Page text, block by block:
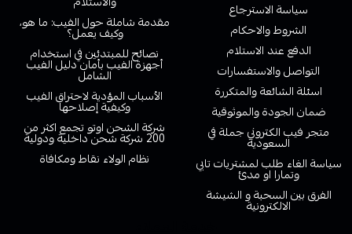
سياسة الاسترجاع
الشروط والاحكام
الدفع عند الاستلام
التواصل والاستفسارات
اسئلة الشائعة والمتكررة
ضمان الجودة والموثوقية
متجر فيب الكتروني جملة في
السعودية
سياسة الغاء طلب لمشتريات تابي
وتمارا او مدئ
الفرق بين السحبة و الشيشة
الالكترونية
مقدمة شاملة حول الفيب: ما هو،
وكيف يعمل؟
نصائح للمبتدئين في استخدام
أجهزة الفيب بأمان دليل الفيب
الشامل
الأسباب المؤدية لاحتراق الفيب
وكيفية إصلاحها
شركة الشحن اوتو تجمع اكثر من
200 شركة شحن داخلية ودولية
نظام الولاء نقاط ومكافاة